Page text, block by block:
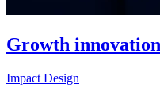
Growth
Impact Design